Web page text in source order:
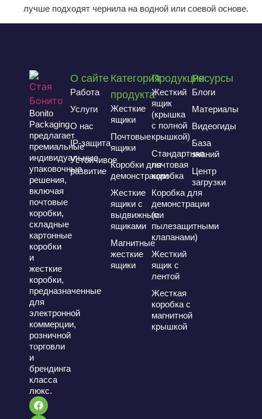
лучше подходят чернила на водной или соевой основе.
Bonito
Packaging
предлагает
премиальные
индивидуальные
упаковочные
решения,
включая
почтовые
коробки,
складные
картонные
коробки
и
жесткие
коробки,
предназначенные
для
электронной
коммерции,
розничной
торговли
и
брендинга
класса
люкс.
О сайте
Работа
Услуги
О нас
IP-защита
Устойчивое
развитие
Категория
продукта
Жесткие
ящики
Почтовые
ящики
Коробки для
демонстрации
Жесткие
ящики с
выдвижными
ящиками
Магнитные
жесткие
ящики
Продукция
Жесткий
ящик
(крышка
с полной
крышкой)
Стандартная
почтовая
коробка
Коробка для
демонстрации
(с
пылезащитными
клапанами)
Жесткий
ящик с
лентой
Жесткая
коробка с
магнитной
крышкой
Ресурсы
Блоги
Материалы
Видеогиды
База
знаний
Центр
загрузки